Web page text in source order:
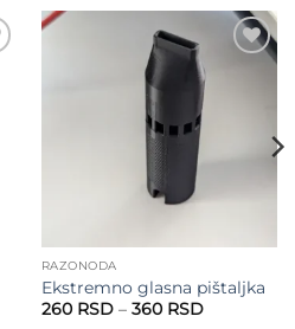
RAZONODA
Ekstremno glasna pištaljka
260 RSD – 360 RSDRaspon